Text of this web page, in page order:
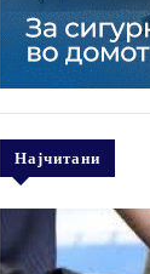
Најчитани